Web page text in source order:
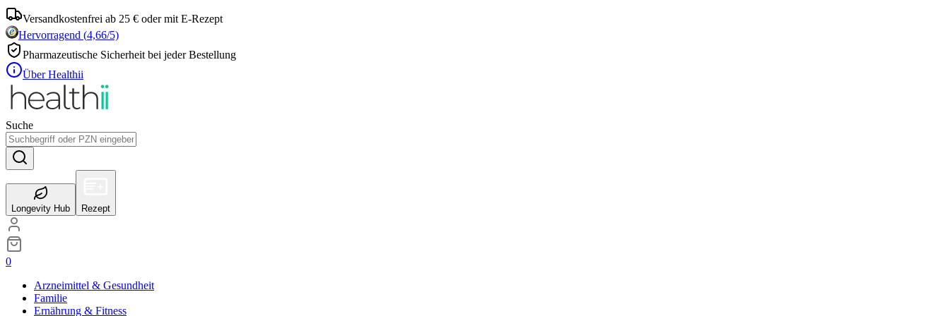
Versandkostenfrei ab 25 € oder mit E-Rezept
Hervorragend (4,66/5)
Pharmazeutische Sicherheit bei jeder Bestellung
Über Healthii
Suche
Longevity Hub Rezept
0
Arzneimittel & Gesundheit
Familie
Ernährung & Fitness